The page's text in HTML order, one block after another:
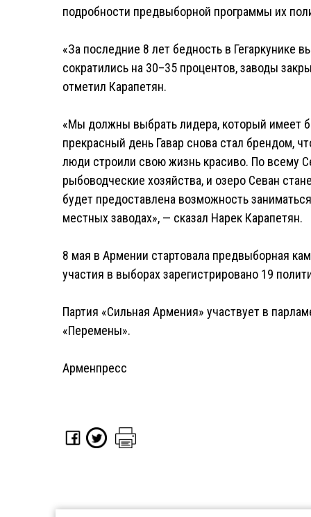
подробности предвыборной программы их
«За последние 8 лет бедность в
сократились на 30–35 процентов, заводы
отметил Карапетян.
«Мы должны выбрать лидера, который имеет
прекрасный день Гавар снова стал брендом,
люди строили свою жизнь красиво. По всему
рыбоводческие хозяйства, и озеро Севан
будет предоставлена возможность
местных заводах», — сказал Нарек Карапетян.
8 мая в Армении стартовала предвыборная
участия в выборах зарегистрировано 19
Партия «Сильная Армения» участвует в
«Перемены».
Арменпресс